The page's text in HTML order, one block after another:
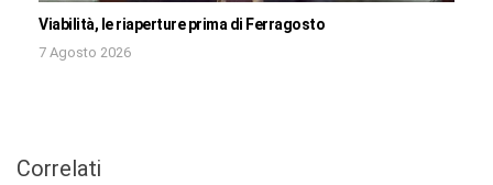
Viabilità, le riaperture prima di Ferragosto
7 Agosto 2026
Correlati